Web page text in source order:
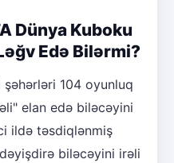
Dünya Kuboku
Edə Bilərmi?
104 oyunluq
elan edə biləcəyini
ildə təsdiqlənmiş
biləcəyini irəli